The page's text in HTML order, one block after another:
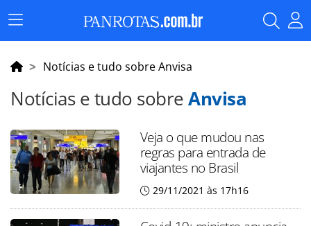
Menu
Principal
Notícias e tudo sobre Anvisa
Notícias e tudo sobreAnvisa
Veja o que mudou nas
regras para entrada de
viajantes no Brasil
29/11/2021 às 17h16